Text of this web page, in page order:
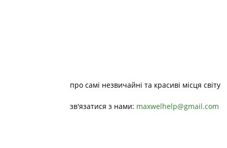
про самі незвичайні та красиві місця світу
зв'язатися з нами: maxwelhelp@gmail.com